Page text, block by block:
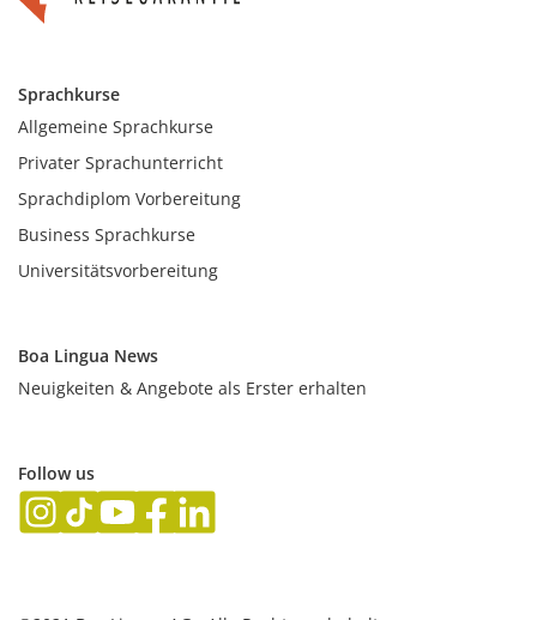
Sprachkurse
Allgemeine Sprachkurse
Privater Sprachunterricht
Sprachdiplom Vorbereitung
Business Sprachkurse
Universitätsvorbereitung
Boa Lingua News
Neuigkeiten & Angebote als Erster erhalten
Follow us